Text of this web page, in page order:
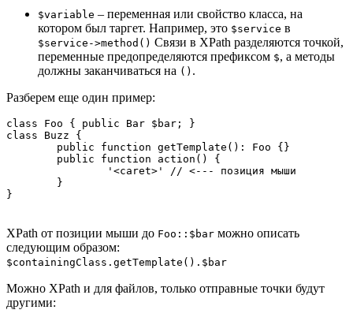
$variable – переменная или свойство класса, на
котором был таргет. Например, это $service в
$service->method() Связи в XPath разделяются точкой,
переменные предопределяются префиксом $, а методы
должны заканчиваться на () .
Разберем еще один пример:
class Foo { public Bar $bar; }
class Buzz {
XPath от позиции мыши до Foo::$bar можно описать
следующим образом:
$containingClass.getTemplate().$bar
Можно XPath и для файлов, только отправные точки будут
другими: